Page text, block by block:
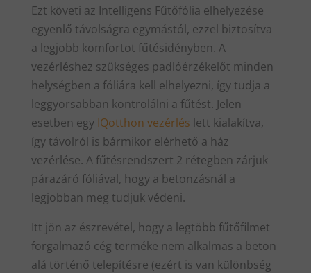
Ezt követi az Intelligens Fűtőfólia elhelyezése
egyenlő távolságra egymástól, ezzel biztosítva
a legjobb komfortot fűtésidényben. A
vezérléshez szükséges padlóérzékelőt minden
helységben a fóliára kell elhelyezni, így tudja a
leggyorsabban kontrolálni a fűtést. Jelen
esetben egy IQotthon vezérlés lett kialakítva,
így távolról is bármikor elérhető a ház
vezérlése. A fűtésrendszert 2 rétegben zárjuk
párazáró fóliával, hogy a betonzásnál a
legjobban meg tudjuk védeni.
Itt jön az észrevétel, hogy a legtöbb fűtőfilmet
forgalmazó cég terméke nem alkalmas a beton
alá történő telepítésre (ezért is van különbség